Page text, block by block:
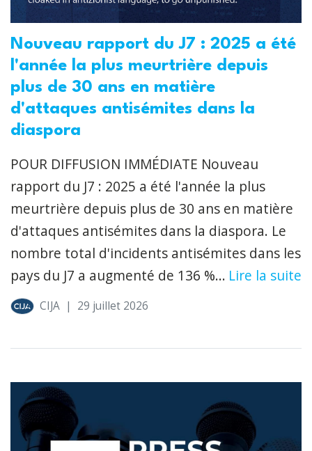
Nouveau rapport du J7 : 2025 a été
l'année la plus meurtrière depuis
plus de 30 ans en matière
d'attaques antisémites dans la
diaspora
POUR DIFFUSION IMMÉDIATE Nouveau
rapport du J7 : 2025 a été l'année la plus
meurtrière depuis plus de 30 ans en matière
d'attaques antisémites dans la diaspora. Le
nombre total d'incidents antisémites dans les
pays du J7 a augmenté de 136 %... Lire la suite
CIJA | 29 juillet 2026